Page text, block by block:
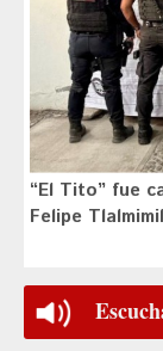
“El Tito” fue
Felipe